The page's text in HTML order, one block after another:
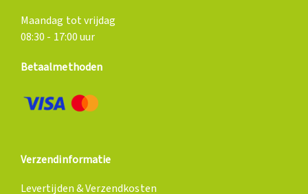
Maandag tot vrijdag
08:30 - 17:00 uur
Betaalmethoden
Verzendinformatie
Levertijden & Verzendkosten